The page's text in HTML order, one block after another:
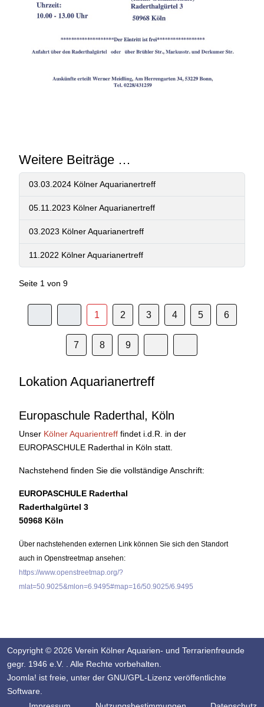
Weitere Beiträge …
03.03.2024 Kölner Aquarianertreff
05.11.2023 Kölner Aquarianertreff
03.2023 Kölner Aquarianertreff
11.2022 Kölner Aquarianertreff
Seite 1 von 9
1 2 3 4 5 6
7 8 9
Lokation Aquarianertreff
Europaschule Raderthal, Köln
Unser Kölner Aquarientreff findet i.d.R. in der
EUROPASCHULE Raderthal in Köln statt.
Nachstehend finden Sie die vollständige Anschrift:
EUROPASCHULE Raderthal
Raderthalgürtel 3
50968 Köln
Über nachstehenden externen Link können Sie sich den Standort
auch in Openstreetmap ansehen:
https://www.openstreetmap.org/?
mlat=50.9025&mlon=6.9495#map=16/50.9025/6.9495
Copyright © 2026 Verein Kölner Aquarien- und Terrarienfreunde
gegr. 1946 e.V. . Alle Rechte vorbehalten.
Joomla! ist freie, unter der GNU/GPL-Lizenz veröffentlichte
Software.